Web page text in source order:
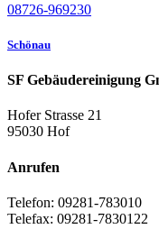
08726-969230
Schönau
SF Gebäudereinigung
Hofer Strasse 21
95030 Hof
Anrufen
Telefon: 09281-783010
Telefax: 09281-7830122